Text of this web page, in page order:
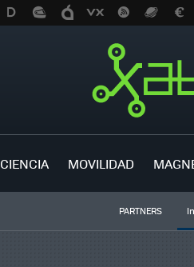
CIENCIA MOVILIDAD
PARTNERS